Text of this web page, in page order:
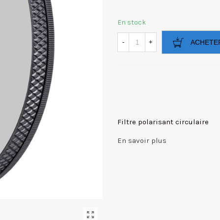
En stock
- +
Filtre polarisant circulaire
En savoir plus